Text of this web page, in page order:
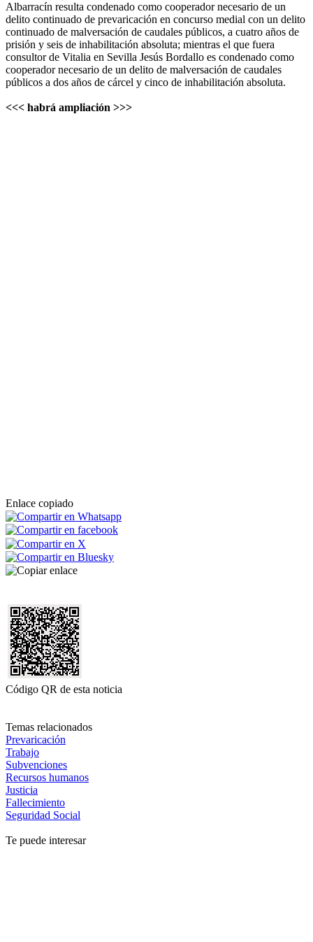
Albarracín resulta condenado como cooperador necesario de un
delito continuado de prevaricación en concurso medial con un delito
continuado de malversación de caudales públicos, a cuatro años de
prisión y seis de inhabilitación absoluta; mientras el que fuera
consultor de Vitalia en Sevilla Jesús Bordallo es condenado como
cooperador necesario de un delito de malversación de caudales
públicos a dos años de cárcel y cinco de inhabilitación absoluta.
<<< habrá ampliación >>>
Enlace copiado
Código QR de esta noticia
Temas relacionados
Prevaricación
Trabajo
Subvenciones
Recursos humanos
Justicia
Fallecimiento
Seguridad Social
Te puede interesar